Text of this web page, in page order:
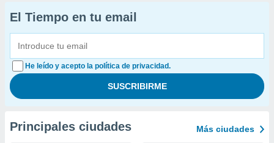
El Tiempo en tu email
He leído y acepto la política de privacidad.
Principales ciudades Más ciudades